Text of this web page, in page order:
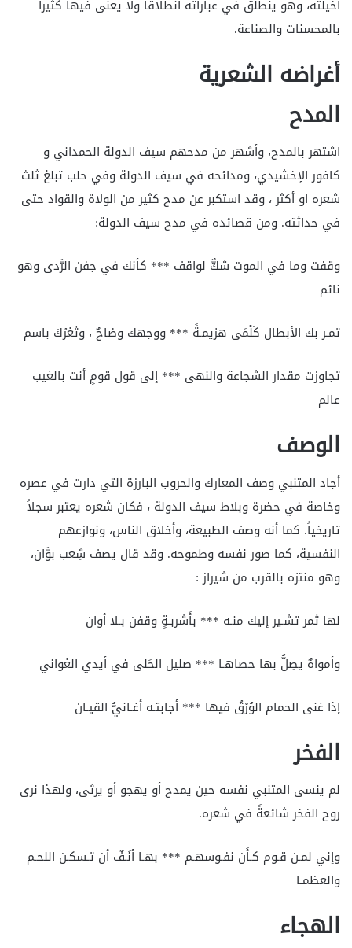
أخيلته، وهو ينطلق في عباراته انطلاقاً ولا يعنى فيها كثيراً
بالمحسنات والصناعة.
أغراضه الشعرية
المدح
اشتهر بالمدح، وأشهر من مدحهم سيف الدولة الحمداني و
كافور الإخشيدي، ومدائحه في سيف الدولة وفي حلب تبلغ ثلث
شعره او أكثر ، وقد استكبر عن مدح كثير من الولاة والقواد حتى
في حداثته. ومن قصائده في مدح سيف الدولة:
وقفت وما في الموت شكٌّ لواقف *** كأنك في جفن الرَّدى وهو
نائم
تمـر بك الأبطال كَلْمَى هزيمـةً *** ووجهك وضاحٌ ، وثغرُكَ باسم
تجاوزت مقدار الشجاعة والنهى *** إلى قول قومٍ أنت بالغيب
عالم
الوصف
أجاد المتنبي وصف المعارك والحروب البارزة التي دارت في عصره
وخاصة في حضرة وبلاط سيف الدولة ، فكان شعره يعتبر سجلاً
تاريخياً. كما أنه وصف الطبيعة، وأخلاق الناس، ونوازعهم
النفسية، كما صور نفسه وطموحه. وقد قال يصف شِعب بوَّان،
وهو منتزه بالقرب من شيراز :
لها ثمر تشـير إليك منـه *** بأَشربـةٍ وقفن بـلا أوان
وأمواهٌ يصِلُّ بها حصاهـا *** صليل الحَلى في أيدي الغواني
إذا غنى الحمام الوُرْقُ فيها *** أجابتـه أغـانيُّ القيـان
الفخر
لم ينسى المتنبي نفسه حين يمدح أو يهجو أو يرثى، ولهذا نرى
روح الفخر شائعةً في شعره.
وإني لمـن قـوم كـأَن نفـوسهـم *** بهـا أنَـفٌ أن تـسكـن اللحـم
والعظمـا
الهجاء